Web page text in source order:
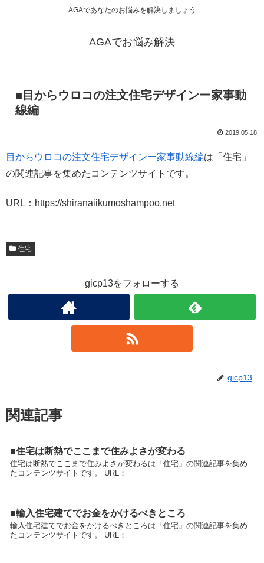
AGAであなたのお悩みを解決しましょう
AGAでお悩み解決
■目からウロコの注文住宅デザインー家事動
線編
2019.05.18
目からウロコの注文住宅デザインー家事動線編は「住宅」
の関連記事を集めたコンテンツサイトです。
URL：https://shiranaiikumoshampoo.net
住宅
gicp13をフォローする
gicp13
関連記事
■住宅は断熱でここまで住みよさが変わる
住宅は断熱でここまで住みよさが変わるは「住宅」の関連記事を集め
たコンテンツサイトです。 URL：
■輸入住宅建てでお金をかけるべきところ
輸入住宅建てでお金をかけるべきところは「住宅」の関連記事を集め
たコンテンツサイトです。 URL：